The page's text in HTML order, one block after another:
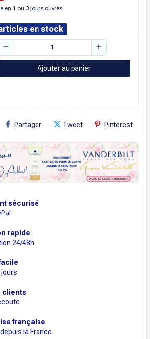
en 1 ou 3 jours ouvrés
en stock
remove add
Ajouter au panier
Partager Tweet Pinterest
sécurisé
rapide
24/48h
jours
clients
française
la France